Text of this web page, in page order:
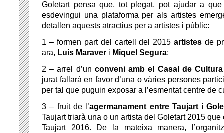
Goletart pensa que, tot plegat, pot ajudar a que
esdevingui una plataforma per als artistes
detallen aquests atractius per a artistes i públic:
1 – formen part del cartell del 2015artistes de
ara, Luis Maraver i Miquel Segura;
2 – arrel d’un conveni amb el Casal de
jurat fallarà en favor d’una o vàries persones
per tal que puguin exposar a l’esmentat centre de
3 – fruit de l’agermanament entre Taujart i
Taujart triarà una o un artista del Goletart 2015
Taujart 2016. De la mateixa manera,